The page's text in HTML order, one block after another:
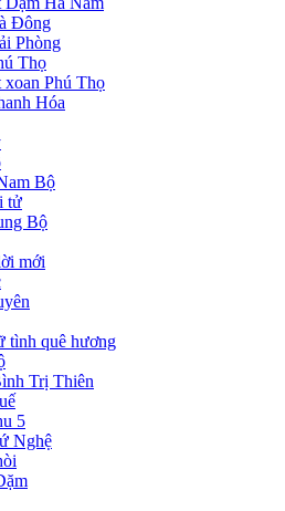
Đông
Phòng
Thọ
xoan Phú Thọ
Hóa
Bộ
tử
Bộ
mới
tình quê hương
Trị Thiên
5
Nghệ